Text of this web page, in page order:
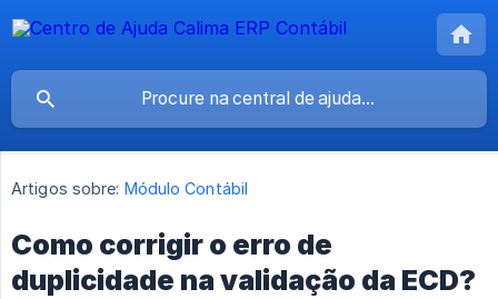
Artigos sobre: Módulo Contábil
Como corrigir o erro de
duplicidade na validação da ECD?